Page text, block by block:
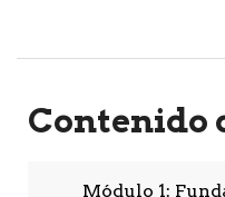
Contenido
Módulo 1: